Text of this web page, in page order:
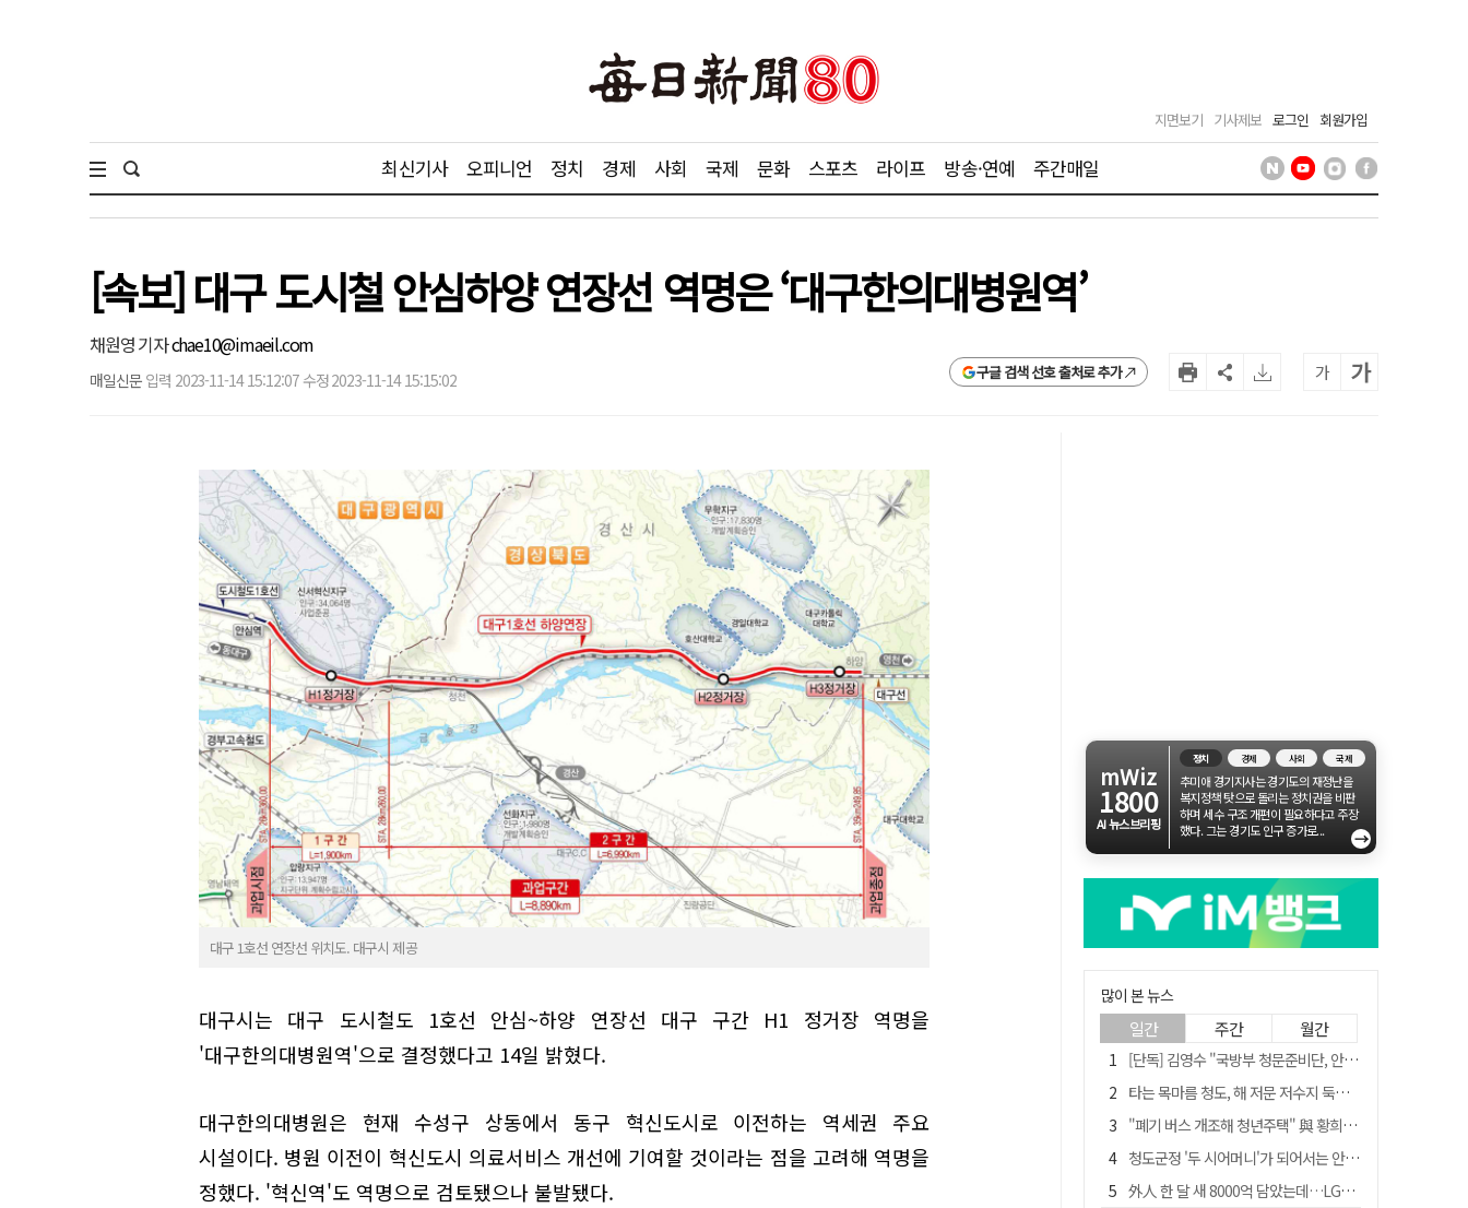
지면보기 기사제보 로그인 회원가입
최신기사 오피니언 정치 경제 사회 국제 문화 스포츠 라이프 방송·연예 주간매일
[속보] 대구 도시철 안심하양 연장선 역명은 ‘대구한의대병원역’
채원영 기자chae10@imaeil.com
매일신문 입력 2023-11-14 15:12:07 수정 2023-11-14 15:15:02 구글 검색 선호 출처로 추가 가 가
대구 1호선 연장선 위치도. 대구시 제공
대구시는 대구 도시철도 1호선 안심~하양 연장선 대구 구간 H1 정거장 역명을
'대구한의대병원역'으로 결정했다고 14일 밝혔다.
대구한의대병원은 현재 수성구 상동에서 동구 혁신도시로 이전하는 역세권 주요
시설이다. 병원 이전이 혁신도시 의료서비스 개선에 기여할 것이라는 점을 고려해 역명을
정했다. '혁신역'도 역명으로 검토됐으나 불발됐다.
mWiz
1800
AI 뉴스브리핑
정치 경제 사회 국제
추미애 경기지사는 경기도의 재정난을
복지정책 탓으로 돌리는 정치권을 비판
하며 세수 구조 개편이 필요하다고 주장
했다. 그는 경기도 인구 증가로...
→
많이 본 뉴스
일간 주간 월간
[단독] 김영수 "국방부 청문준비단, 안규백 탈영 알고있었다"
타는 목마름 청도, 해 저문 저수지 둑에 군수가 서 있었다
"폐기 버스 개조해 청년주택" 與 황희…'딸 학비는 年 4200만원'
청도군정 '두 시어머니'가 되어서는 안된다
外人 한 달 새 8000억 담았는데…LG이노텍 목표주가는 왜 엇갈릴까